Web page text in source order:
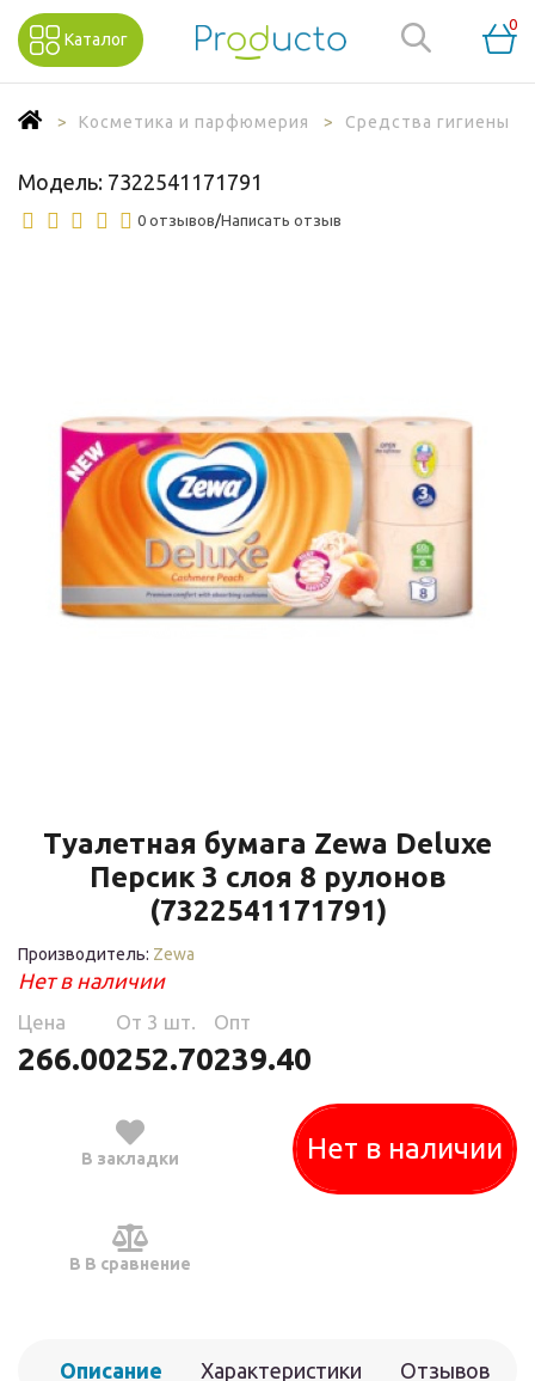
Каталог
0
Косметика и парфюмерия Средства гигиены
Модель: 7322541171791
0 отзывов/Написать отзыв
Туалетная бумага Zewa Deluxe
Персик 3 слоя 8 рулонов
(7322541171791)
Производитель: Zewa
Нет в наличии
Цена
266.00
Oт 3 шт.
252.70
Опт
239.40
В закладки
В В сравнение
Нет в наличии
Описание Характеристики Отзывов